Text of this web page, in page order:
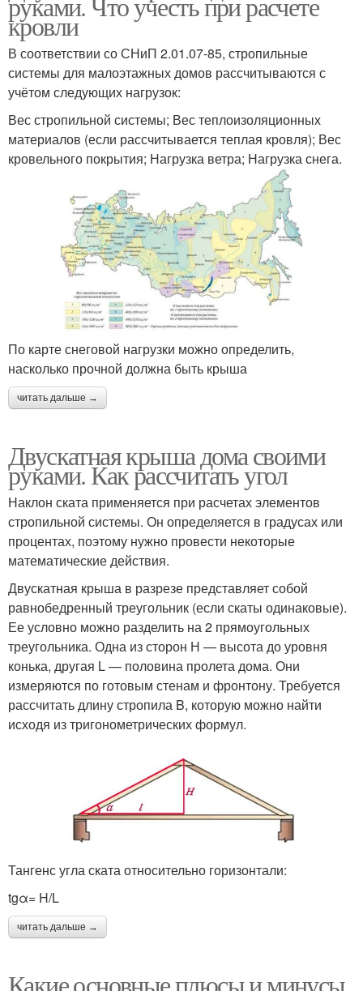
кровли
В соответствии со СНиП 2.01.07-85, стропильные
системы для малоэтажных домов рассчитываются с
учётом следующих нагрузок:
Вес стропильной системы; Вес теплоизоляционных
материалов (если рассчитывается теплая кровля); Вес
кровельного покрытия; Нагрузка ветра; Нагрузка снега.
По карте снеговой нагрузки можно определить,
насколько прочной должна быть крыша
читать дальше →
Двускатная крыша дома своими
руками. Как рассчитать угол
Наклон ската применяется при расчетах элементов
стропильной системы. Он определяется в градусах или
процентах, поэтому нужно провести некоторые
математические действия.
Двускатная крыша в разрезе представляет собой
равнобедренный треугольник (если скаты одинаковые).
Ее условно можно разделить на 2 прямоугольных
треугольника. Одна из сторон Н — высота до уровня
конька, другая L — половина пролета дома. Они
измеряются по готовым стенам и фронтону. Требуется
рассчитать длину стропила B, которую можно найти
исходя из тригонометрических формул.
Тангенс угла ската относительно горизонтали:
tgα= H/L
читать дальше →